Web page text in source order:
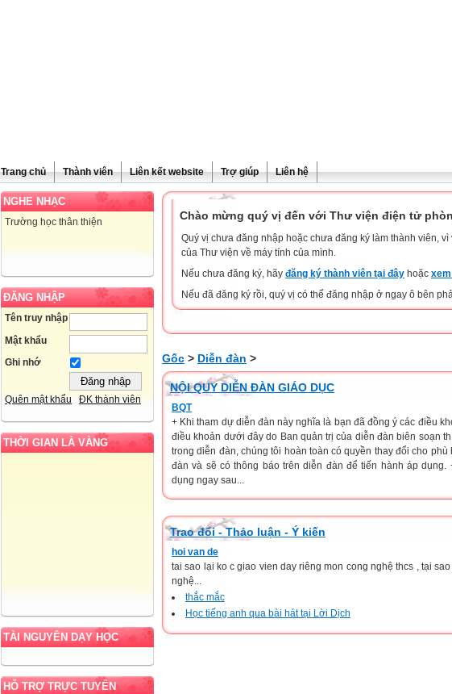
Trang chủ Thành viên Liên kết website Trợ giúp Liên hệ
NGHE NHẠC
Trường học thân thiện
ĐĂNG NHẬP
Tên truy nhập
Mật khẩu
Ghi nhớ
Quên mật khẩu ĐK thành viên
THỜI GIAN LÀ VÀNG
TÀI NGUYÊN DẠY HỌC
HỖ TRỢ TRỰC TUYẾN
Chào mừng quý vị đến với Thư viện điện tử
Quý vị chưa đăng nhập hoặc chưa đăng ký làm thành viên,
của Thư viện về máy tính của mình.
Nếu chưa đăng ký, hãy đăng ký thành viên tại đây hoặc
Nếu đã đăng ký rồi, quý vị có thể đăng nhập ở ngay ô bên
Gốc > Diễn đàn >
NỘI QUY DIỄN ĐÀN GIÁO DỤC
BQT
+ Khi tham dự diễn đàn này nghĩa là bạn đã đồng ý các điều
điều khoản dưới đây do Ban quản trị của diễn đàn biên soạn
trong diễn đàn, chúng tôi hoàn toàn có quyền thay đổi cho
đàn và sẽ có thông báo trên diễn đàn để tiến hành áp
dụng ngay sau...
Trao đổi - Thảo luận - Ý kiến
hoi van de
tai sao lại ko c giao vien day riêng mon cong nghệ thcs , tại
nghệ...
thắc mắc
Học tiếng anh qua bài hát tại Lời Dịch